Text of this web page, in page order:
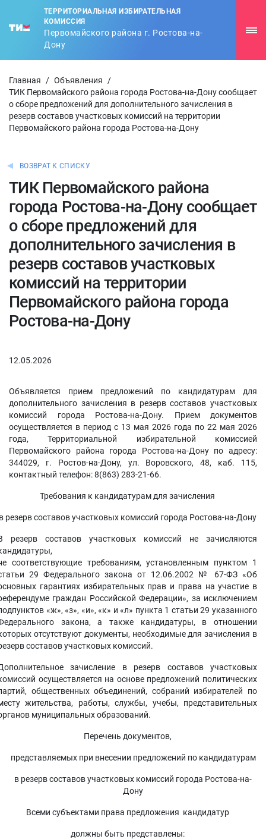
ТЕРРИТОРИАЛЬНАЯ ИЗБИРАТЕЛЬНАЯ
КОМИССИЯ
Первомайского района г. Ростова-на-
Дону
Главная / Объявления
/
ТИК Первомайского района города Ростова-на-Дону сообщает
о сборе предложений для дополнительного зачисления в
резерв составов участковых комиссий на территории
Первомайского района города Ростова-на-Дону
ВОЗВРАТ К СПИСКУ
ТИК Первомайского района
города Ростова-на-Дону сообщает
о сборе предложений для
дополнительного зачисления в
резерв составов участковых
комиссий на территории
Первомайского района города
Ростова-на-Дону
12.05.2026
Объявляется прием предложений по кандидатурам для
дополнительного зачисления в резерв составов участковых
комиссий города Ростова-на-Дону. Прием документов
осуществляется в период с 13 мая 2026 года по 22 мая 2026
года, Территориальной избирательной комиссией
Первомайского района города Ростова-на-Дону по адресу:
344029, г. Ростов-на-Дону, ул. Воровского, 48, каб. 115,
контактный телефон: 8(863) 283-21-66.
Требования к кандидатурам для зачисления
резерв составов участковых комиссий города Ростова-на-Дону
резерв составов участковых комиссий не зачисляются
соответствующие требованиям, установленным пунктом 1
29 Федерального закона от 12.06.2002 № 67-ФЗ «Об
гарантиях избирательных прав и права на участие в
граждан Российской Федерации», за исключением
«ж», «з», «и», «к» и «л» пункта 1 статьи 29 указанного
закона, а также кандидатуры, в отношении
отсутствуют документы, необходимые для зачисления в
составов участковых комиссий.
зачисление в резерв составов участковых
осуществляется на основе предложений политических
общественных объединений, собраний избирателей по
жительства, работы, службы, учебы, представительных
муниципальных образований.
Перечень документов,
представляемых при внесении предложений по кандидатурам
в резерв составов участковых комиссий города Ростова-на-
Дону
Всеми субъектами права предложения кандидатур
должны быть представлены: